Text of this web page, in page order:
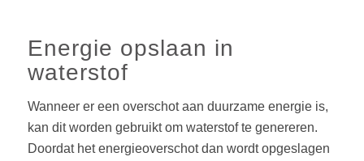
Energie opslaan in
waterstof
Wanneer er een overschot aan duurzame energie is,
kan dit worden gebruikt om waterstof te genereren.
Doordat het energieoverschot dan wordt opgeslagen